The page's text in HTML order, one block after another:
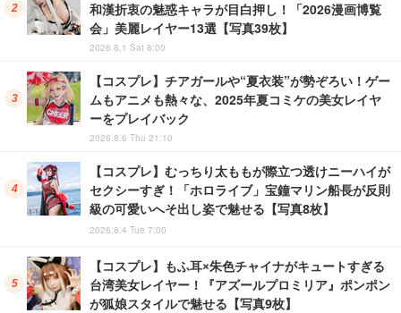
和漢折衷の魅惑キャラが目白押し！「2026漫画博覧
会」美麗レイヤー13選【写真39枚】
2026.8.1 Sat 8:00
【コスプレ】チアガールや“夏衣装”が勢ぞろい！ゲー
ムもアニメも熱々な、2025年夏コミケの美女レイヤ
ーをプレイバック
2026.8.6 Thu 21:10
【コスプレ】むっちり太ももが際立つ透けニーハイが
セクシーすぎ！「ホロライブ」宝鐘マリン船長が反則
級の可愛いへそ出し姿で魅せる【写真8枚】
2026.8.4 Tue 7:00
【コスプレ】もふ耳×朱色チャイナがキュートすぎる
台湾美女レイヤー！『アズールプロミリア』ポンポン
が狐娘スタイルで魅せる【写真9枚】